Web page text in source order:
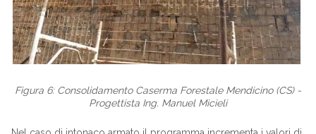
Figura 6: Consolidamento Caserma Forestale Mendicino (CS) -
Progettista Ing. Manuel Micieli